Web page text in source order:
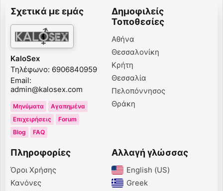
Σχετικά με εμάς
KaloSex
Τηλέφωνο: 6906840959
Email:
admin@kalosex.com
Μηνύματα
Αγαπημένα
Επιχειρήσεις
Forum
Blog
FAQ
Δημοφιλείς
Τοποθεσίες
Αθήνα
Θεσσαλονίκη
Κρήτη
Θεσσαλία
Πελοπόννησος
Θράκη
Πληροφορίες
Όροι Χρήσης
Κανόνες
Αλλαγή γλώσσας
English (US)‎
Greek‎